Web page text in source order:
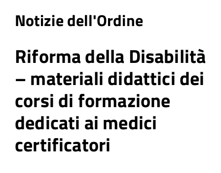
Notizie dell'Ordine
Riforma della Disabilità
– materiali didattici dei
corsi di formazione
dedicati ai medici
certificatori